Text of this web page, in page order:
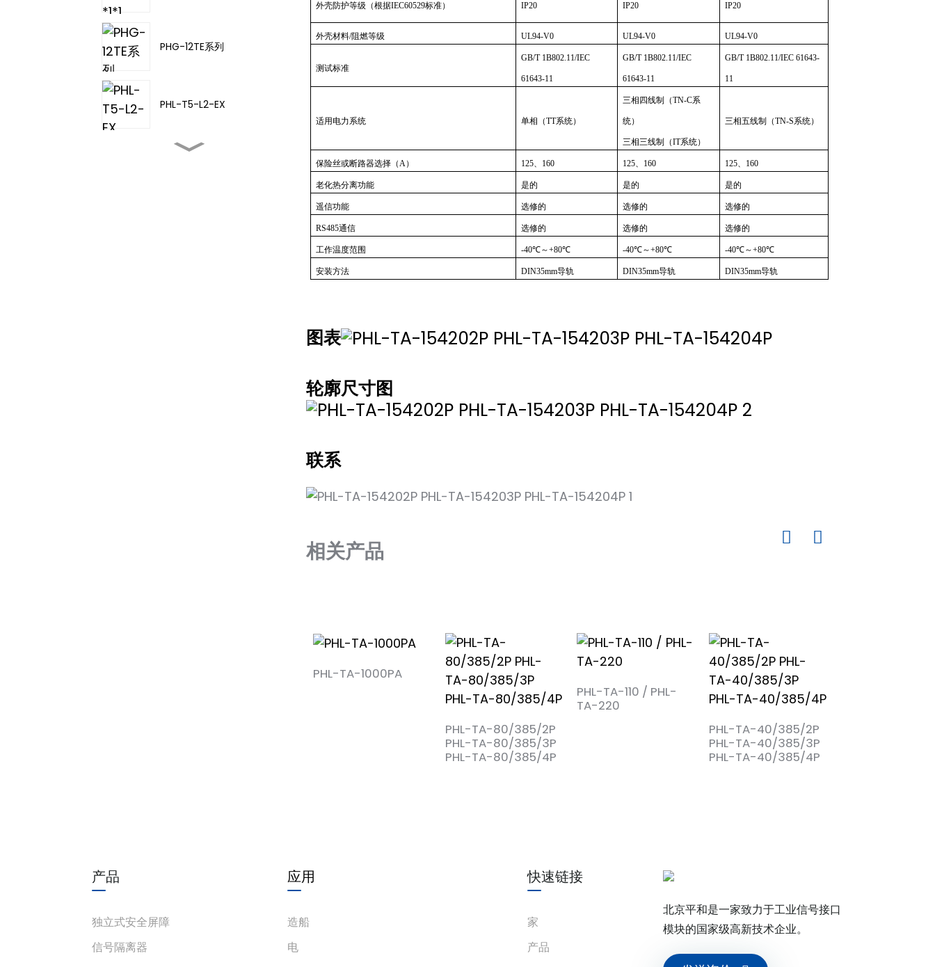
PHG-12TE系列
PHL-T5-L2-EX
外壳防护等级（根据IEC60529标准） IP20 IP20 IP20
外壳材料/阻燃等级 UL94-V0 UL94-V0 UL94-V0
测试标准
GB/T 1B802.11/IEC
61643-11
GB/T 1B802.11/IEC
61643-11
GB/T 1B802.11/IEC 61643-
11
适用电力系统 单相（TT系统）
三相四线制（TN-C系
统）
三相三线制（IT系统）
三相五线制（TN-S系统）
保险丝或断路器选择（A） 125、160 125、160 125、160
老化热分离功能 是的 是的 是的
遥信功能 选修的 选修的 选修的
RS485通信 选修的 选修的 选修的
工作温度范围 -40℃～+80℃ -40℃～+80℃ -40℃～+80℃
安装方法 DIN35mm导轨 DIN35mm导轨 DIN35mm导轨
图表
轮廓尺寸图
联系
相关产品
PHL-TA-1000PA
PHL-TA-80/385/2P
PHL-TA-80/385/3P
PHL-TA-80/385/4P
PHL-TA-110 / PHL-
TA-220
PHL-TA-40/385/2P
PHL-TA-40/385/3P
PHL-TA-40/385/4P
产品
独立式安全屏障
信号隔离器
应用
造船
电
快速链接
家
产品
北京平和是一家致力于工业信号接口
模块的国家级高新技术企业。